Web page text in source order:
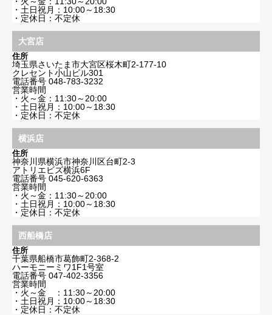
・土日祝月：10:00～18:30
・定休日：不定休
大宮店
住所
埼玉県さいたま市大宮区桜木町2-177-10
クレセント小山ビル301
電話番号 048-783-3232
営業時間
・火～金：11:30～20:00
・土日祝月：10:00～18:30
・定休日：不定休
横浜店
住所
神奈川県横浜市神奈川区台町2-3
アトリエビズ横浜6F
電話番号 045-620-6363
営業時間
・火～金：11:30～20:00
・土日祝月：10:00～18:30
・定休日：不定休
西船橋店
住所
千葉県船橋市葛飾町2-368-2
ハーモニーミワ1F1号室
電話番号 047-402-3356
営業時間
・火～金 ：11:30～20:00
・土日祝月：10:00～18:30
・定休日：不定休